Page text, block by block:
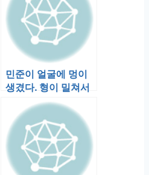
민준이 얼굴에 멍이
생겼다. 형이 밀쳐서